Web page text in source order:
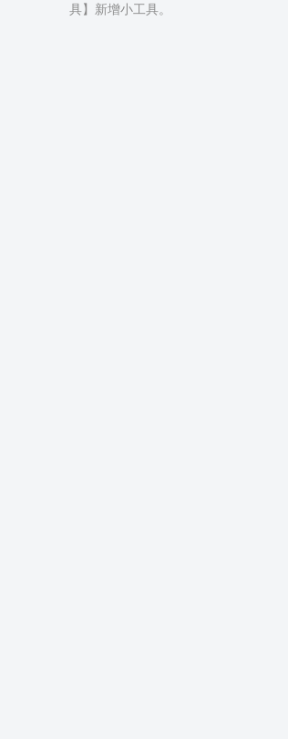
具】新增小工具。